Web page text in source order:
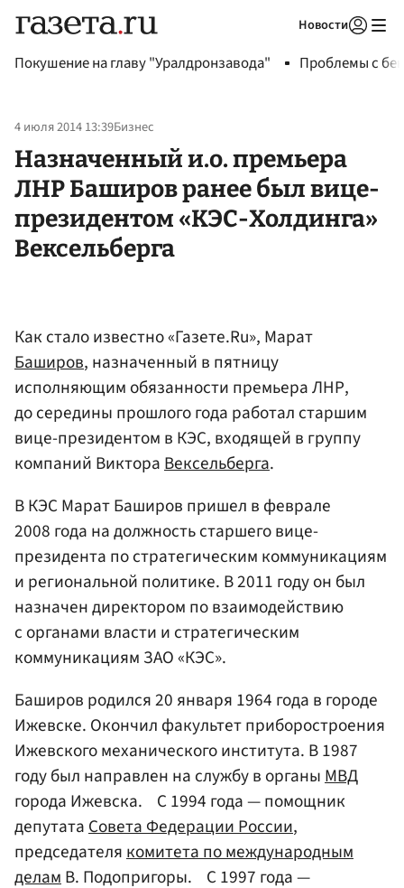
Новости
Покушение на главу "Уралдронзавода" Проблемы с
4 июля 2014 13:39Бизнес
Назначенный и.о. премьера
ЛНР Баширов ранее был вице-
президентом «КЭС-Холдинга»
Вексельберга
Как стало известно «Газете.Ru», Марат
Баширов, назначенный в пятницу
исполняющим обязанности премьера ЛНР,
до середины прошлого года работал старшим
вице-президентом в КЭС, входящей в группу
компаний ВиктораВексельберга.
В КЭС Марат Баширов пришел в феврале
2008 года на должность старшего вице-
президента по стратегическим коммуникациям
и региональной политике. В 2011 году он был
назначен директором по взаимодействию
с органами власти и стратегическим
коммуникациям ЗАО «КЭС».
Баширов родился 20 января 1964 года в городе
Ижевске. Окончил факультет приборостроения
Ижевского механического института. В 1987
году был направлен на службу в органыМВД
города Ижевска. С 1994 года — помощник
депутатаСовета Федерации России,
председателякомитета по международным
деламВ. Подопригоры. С 1997 года —